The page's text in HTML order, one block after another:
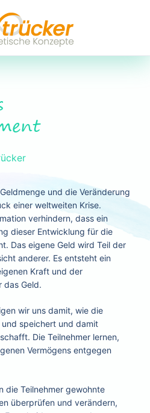
und die Veränderung
einer weltweiten Krise.
verhindern, dass ein
dieser Entwicklung für die
Das eigene Geld wird Teil der
anderer. Es entsteht ein
Kraft und der
das Geld.
wir uns damit, wie die
speichert und damit
Die Teilnehmer lernen,
Vermögens entgegen
die Teilnehmer gewohnte
überprüfen und verändern,